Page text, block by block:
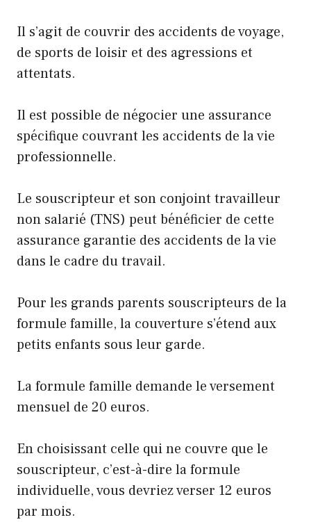
Il s’agit de couvrir des accidents de voyage,
de sports de loisir et des agressions et
attentats.
Il est possible de négocier une assurance
spécifique couvrant les accidents de la vie
professionnelle.
Le souscripteur et son conjoint travailleur
non salarié (TNS) peut bénéficier de cette
assurance garantie des accidents de la vie
dans le cadre du travail.
Pour les grands parents souscripteurs de la
formule famille, la couverture s’étend aux
petits enfants sous leur garde.
La formule famille demande le versement
mensuel de 20 euros.
En choisissant celle qui ne couvre que le
souscripteur, c’est-à-dire la formule
individuelle, vous devriez verser 12 euros
par mois.